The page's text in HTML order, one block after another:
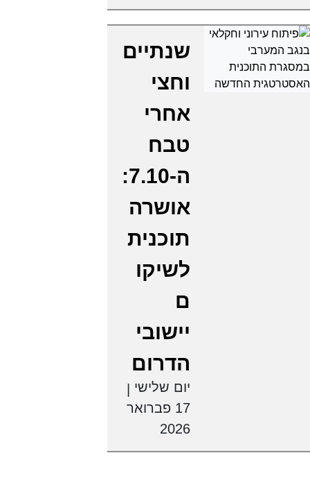
שנתיים
וחצי
אחרי
טבח
ה-7.10:
אושרה
תוכנית
לשיקו
ם
יישובי
הדרום
יום שלישי
17 פברואר
2026